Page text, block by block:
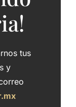
tus
y